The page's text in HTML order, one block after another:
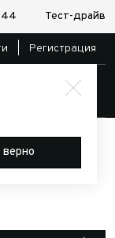
44 Тест-драйв
верно
Регистрация